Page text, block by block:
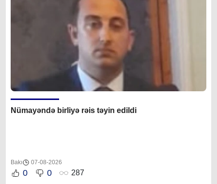
Nümayəndə birliyə rəis təyin edildi
Bakı 07-08-2026
0 0 287